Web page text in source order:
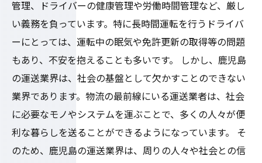
管理、ドライバーの健康管理や労働時間管理など、厳し
い義務を負っています。特に長時間運転を行うドライバ
ーにとっては、運転中の眠気や免許更新の取得等の問題
もあり、不安を抱えることも多いです。 しかし、鹿児島
の運送業界は、社会の基盤として欠かすことのできない
業界であります。物流の最前線にいる運送業者は、社会
に必要なモノやシステムを運ぶことで、多くの人々が便
利な暮らしを送ることができるようになっています。 そ
のため、鹿児島の運送業界は、周りの人々や社会との信